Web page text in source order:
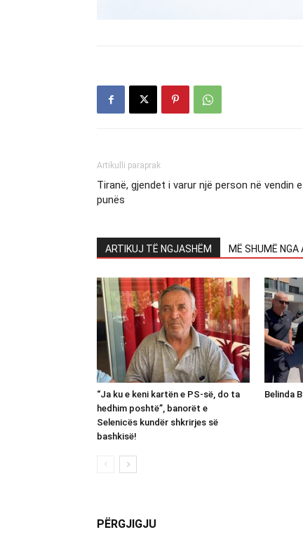
Artikulli paraprak
Tiranë, gjendet i varur një person në vendin e
punës
ARTIKUJ TË NGJASHËM MË SHUMË NGA
“Ja ku e keni kartën e PS-së, do ta
hedhim poshtë”, banorët e
Selenicës kundër shkrirjes së
bashkisë!
Belinda
PËRGJIGJU